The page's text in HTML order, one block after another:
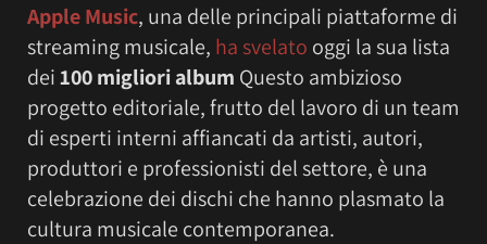
Apple Music, una delle principali piattaforme di
streaming musicale, ha svelato oggi la sua lista
dei100 migliori album Questo ambizioso
progetto editoriale, frutto del lavoro di un team
di esperti interni affiancati da artisti, autori,
produttori e professionisti del settore, è una
celebrazione dei dischi che hanno plasmato la
cultura musicale contemporanea.